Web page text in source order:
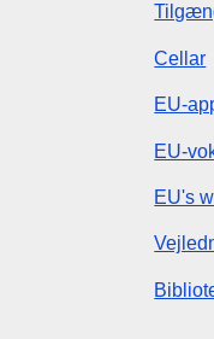
Cellar
EU-
EU-
EU's